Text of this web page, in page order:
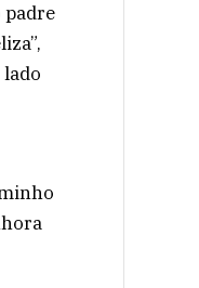
padre